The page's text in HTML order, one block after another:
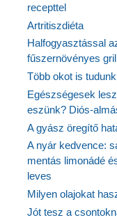
recepttel
Artritiszdiéta
Halfogyasztással
fűszernövényes
Több okot is
Egészségesek
eszünk? Diós-
A gyász öregítő
A nyár kedvence:
mentás limonádé
leves
Milyen olajokat
Jót tesz a